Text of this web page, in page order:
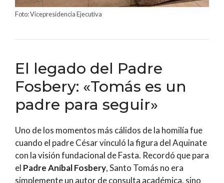
Foto: Vicepresidencia Ejecutiva
El legado del Padre
Fosbery: «Tomás es un
padre para seguir»
Uno de los momentos más cálidos de la homilía fue
cuando el padre César vinculó la figura del Aquinate
con la visión fundacional de Fasta. Recordó que para
el Padre Aníbal Fosbery, Santo Tomás no era
simplemente un autor de consulta académica, sino